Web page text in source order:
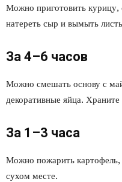
Можно приготовить курицу,
натереть сыр и вымыть
За 4–6 часов
Можно смешать основу с
декоративные яйца.
За 1–3 часа
Можно пожарить картофель,
сухом месте.